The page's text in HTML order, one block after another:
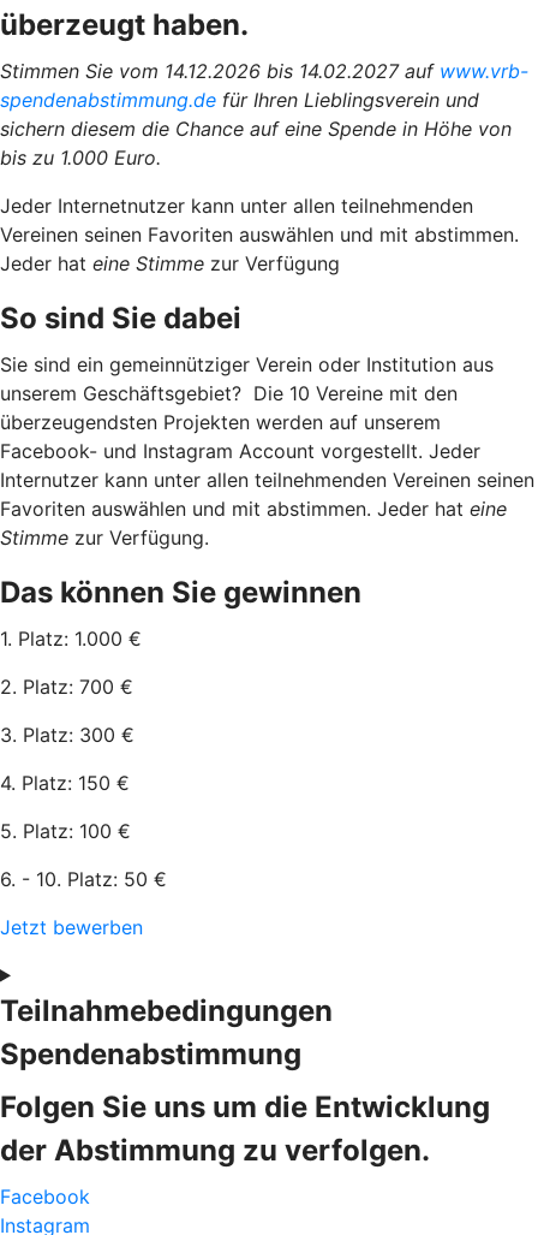
überzeugt haben.
Stimmen Sie vom 14.12.2026 bis 14.02.2027 auf www.vrb-
spendenabstimmung.de für Ihren Lieblingsverein und
sichern diesem die Chance auf eine Spende in Höhe von
bis zu 1.000 Euro.
Jeder Internetnutzer kann unter allen teilnehmenden
Vereinen seinen Favoriten auswählen und mit abstimmen.
Jeder hat eine Stimme zur Verfügung
So sind Sie dabei
Sie sind ein gemeinnütziger Verein oder Institution aus
unserem Geschäftsgebiet? Die 10 Vereine mit den
überzeugendsten Projekten werden auf unserem
Facebook- und Instagram Account vorgestellt. Jeder
Internutzer kann unter allen teilnehmenden Vereinen seinen
Favoriten auswählen und mit abstimmen. Jeder hat eine
Stimme zur Verfügung.
Das können Sie gewinnen
1. Platz: 1.000 €
2. Platz: 700 €
3. Platz: 300 €
4. Platz: 150 €
5. Platz: 100 €
6. - 10. Platz: 50 €
Jetzt bewerben
Teilnahmebedingungen
Spendenabstimmung
Folgen Sie uns um die Entwicklung
der Abstimmung zu verfolgen.
Facebook
Instagram